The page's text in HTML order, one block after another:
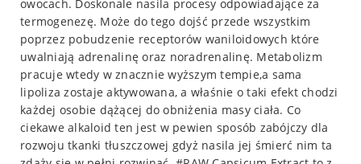
owocach. Doskonale nasila procesy odpowiadające za
termogenezę. Może do tego dojść przede wszystkim
poprzez pobudzenie receptorów waniloidowych które
uwalniają adrenalinę oraz noradrenalinę. Metabolizm
pracuje wtedy w znacznie wyższym tempie,a sama
lipoliza zostaje aktywowana, a właśnie o taki efekt chodzi
każdej osobie dążącej do obniżenia masy ciała. Co
ciekawe alkaloid ten jest w pewien sposób zabójczy dla
rozwoju tkanki tłuszczowej gdyż nasila jej śmierć nim ta